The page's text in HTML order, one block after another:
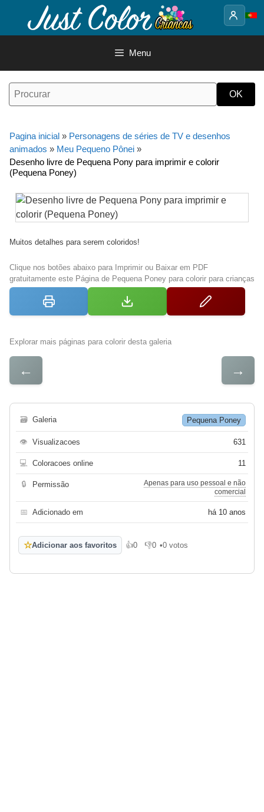
o
Menu
Pagina inicial » Personagens de séries de TV e desenhos
animados » Meu Pequeno Pônei »
Desenho livre de Pequena Pony para imprimir e colorir
(Pequena Poney)
Muitos detalhes para serem coloridos!
Clique nos botões abaixo para Imprimir ou Baixar em PDF
gratuitamente este Página de Pequena Poney para colorir para crianças
Explorar mais páginas para colorir desta galeria
← →
🗃 Galeria Pequena Poney
👁 Visualizacoes 631
💻 Coloracoes online 11
🔒 Permissão
Apenas para uso pessoal e não
comercial
📅 Adicionado em há 10 anos
☆Adicionar aos favoritos 👍0
Gosto 👎0
Não gosto
•0 votos